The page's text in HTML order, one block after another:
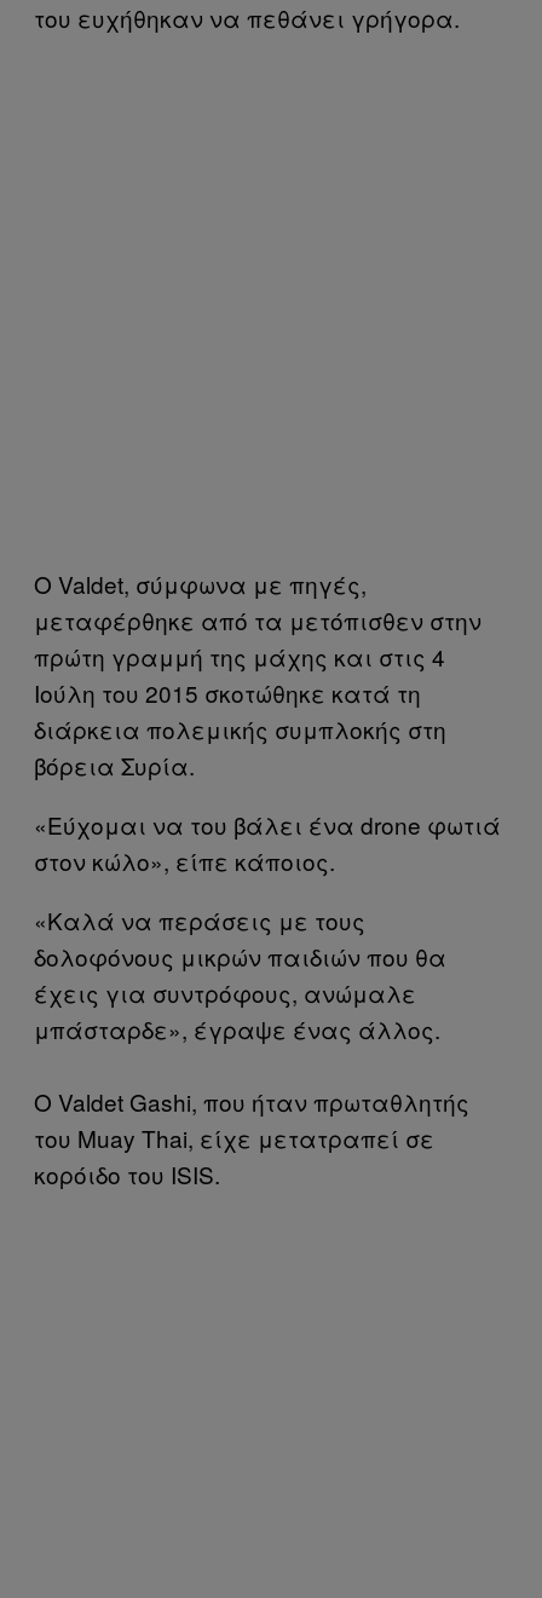
του ευχήθηκαν να πεθάνει γρήγορα.
Ο Valdet, σύμφωνα με πηγές,
μεταφέρθηκε από τα μετόπισθεν στην
πρώτη γραμμή της μάχης και στις 4
Ιούλη του 2015 σκοτώθηκε κατά τη
διάρκεια πολεμικής συμπλοκής στη
βόρεια Συρία.
«Εύχομαι να του βάλει ένα drone φωτιά
στον κώλο», είπε κάποιος.
«Καλά να περάσεις με τους
δολοφόνους μικρών παιδιών που θα
έχεις για συντρόφους, ανώμαλε
μπάσταρδε», έγραψε ένας άλλος.
Ο Valdet Gashi, που ήταν πρωταθλητής
του Muay Thai, είχε μετατραπεί σε
κορόιδο του ISIS.